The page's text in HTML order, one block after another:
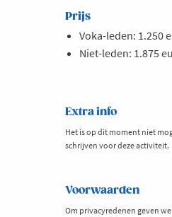
Prijs
Voka-leden: 1.250
Niet-leden: 1.875
Extra info
Het is op dit moment niet
schrijven voor deze activiteit.
Voorwaarden
Om privacyredenen geven